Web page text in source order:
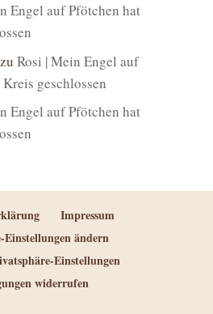
Engel auf Pfötchen hat
zu Rosi | Mein Engel auf
geschlossen
Engel auf Pfötchen hat
Impressum
ändern
Einstellungen
widerrufen